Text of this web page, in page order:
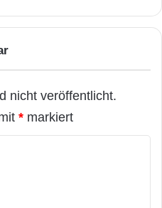
nicht veröffentlicht.
* markiert